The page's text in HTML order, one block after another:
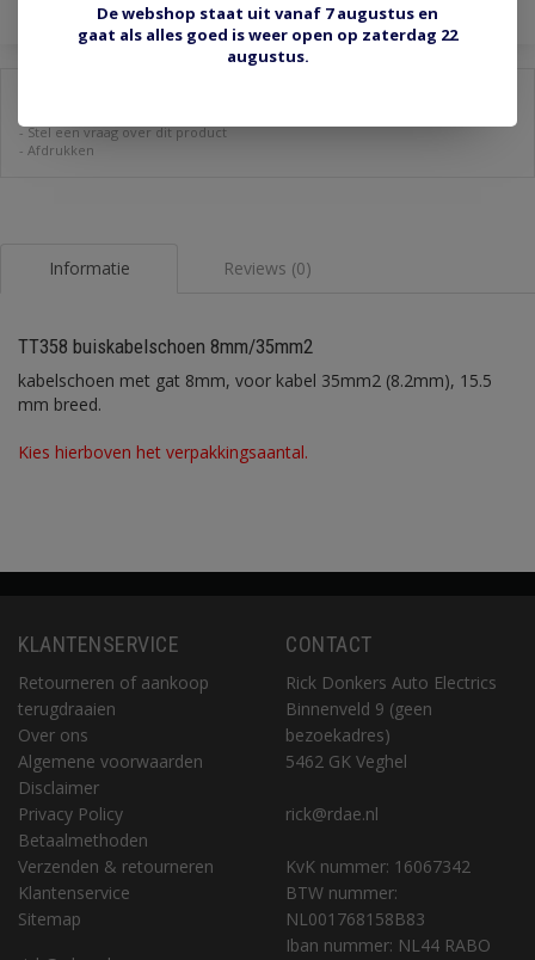
-Stel een vraag over dit product
- Afdrukken
Informatie Reviews (0)
TT358 buiskabelschoen 8mm/35mm2
kabelschoen met gat 8mm, voor kabel 35mm2 (8.2mm), 15.5
mm breed.
Kies hierboven het verpakkingsaantal.
KLANTENSERVICE
Retourneren of aankoop
terugdraaien
Over ons
Algemene voorwaarden
Disclaimer
Privacy Policy
Betaalmethoden
Verzenden & retourneren
Klantenservice
Sitemap
CONTACT
Rick Donkers Auto Electrics
Binnenveld 9 (geen
bezoekadres)
5462 GK Veghel
rick@rdae.nl
KvK nummer: 16067342
BTW nummer:
NL001768158B83
Iban nummer: NL44 RABO
De webshop staat uit vanaf 7 augustus en
gaat als alles goed is weer open op zaterdag 22
augustus.